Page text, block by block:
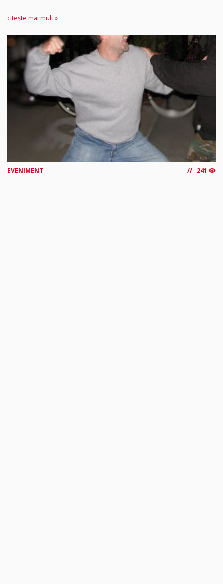
citește mai mult »
EVENIMENT 241